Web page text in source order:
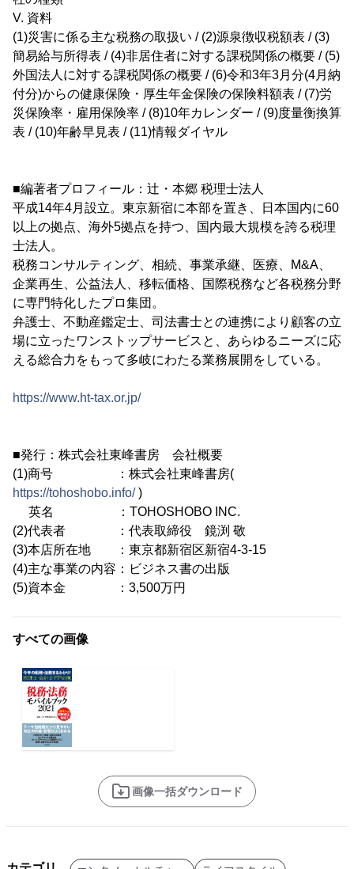
V. 資料
(1)災害に係る主な税務の取扱い / (2)源泉徴収税額表 / (3)
簡易給与所得表 / (4)非居住者に対する課税関係の概要 / (5)
外国法人に対する課税関係の概要 / (6)令和3年3月分(4月納
付分)からの健康保険・厚生年金保険の保険料額表 / (7)労
災保険率・雇用保険率 / (8)10年カレンダー / (9)度量衡換算
表 / (10)年齢早見表 / (11)情報ダイヤル
■編著者プロフィール：辻・本郷 税理士法人
平成14年4月設立。東京新宿に本部を置き、日本国内に60
以上の拠点、海外5拠点を持つ、国内最大規模を誇る税理
士法人。
税務コンサルティング、相続、事業承継、医療、M&A、
企業再生、公益法人、移転価格、国際税務など各税務分野
に専門特化したプロ集団。
弁護士、不動産鑑定士、司法書士との連携により顧客の立
場に立ったワンストップサービスと、あらゆるニーズに応
える総合力をもって多岐にわたる業務展開をしている。
https://www.ht-tax.or.jp/
■発行：株式会社東峰書房 会社概要
(1)商号 ：株式会社東峰書房(
https://tohoshobo.info/)
英名 ：TOHOSHOBO INC.
(2)代表者 ：代表取締役 鏡渕 敬
(3)本店所在地 ：東京都新宿区新宿4-3-15
(4)主な事業の内容：ビジネス書の出版
(5)資本金 ：3,500万円
すべての画像
画像一括ダウンロード